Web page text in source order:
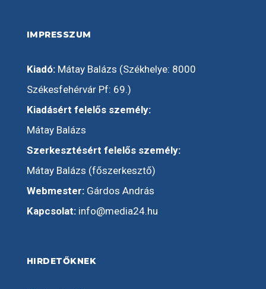
IMPRESSZUM
Kiadó:Mátay Balázs (Székhelye: 8000
Székesfehérvár Pf: 69.)
Kiadásért felelős személy:
Mátay Balázs
Szerkesztésért felelős személy:
Mátay Balázs (főszerkesztő)
Webmester:Gárdos András
Kapcsolat: info@media24.hu
HIRDETŐKNEK